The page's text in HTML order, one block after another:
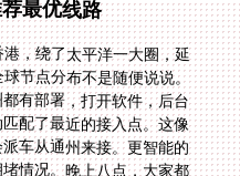
最优线路
，绕了太平洋一大圈，延
节点分布不是随便说说。
、欧洲、澳洲、亚洲都有部署，打开软件，后台
你的实时位置，自动匹配了最近的接入点。这像
，你站在西单，不会派车从通州来接。更智能的
会监测每条线路的拥堵情况。晚上八点，大家都
北京线路堵了，它会悄悄把你切换到杭州节点，
觉，视频照样流畅。这种动态调整是人工客服做